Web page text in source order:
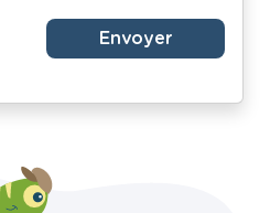
Envoyer